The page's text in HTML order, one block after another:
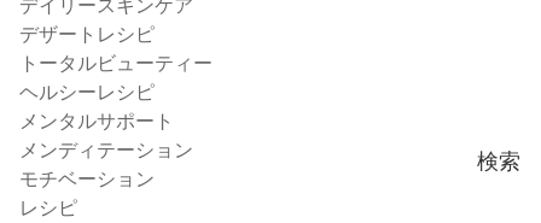
検索
デイリースキンケア
デザートレシピ
トータルビューティー
ヘルシーレシピ
メンタルサポート
メンディテーション
モチベーション
レシピ